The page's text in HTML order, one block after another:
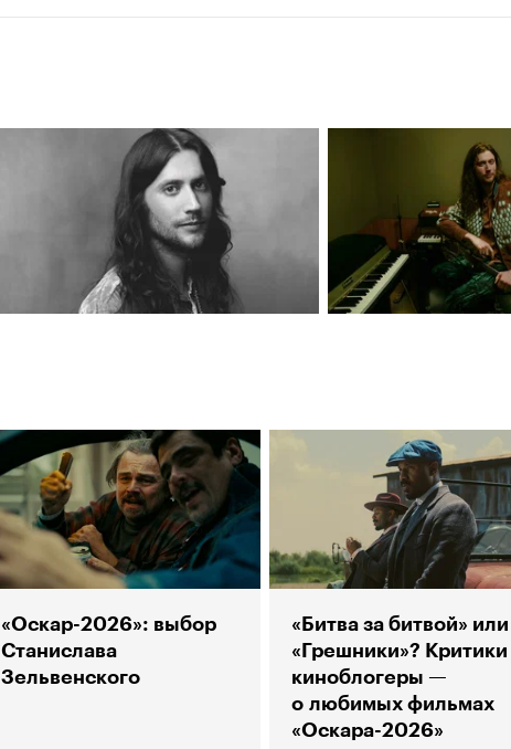
«Оскар-2026»: выбор
Станислава
Зельвенского
«Битва за битвой» или
«Грешники»? Критики
киноблогеры —
о любимых фильмах
«Оскара-2026»